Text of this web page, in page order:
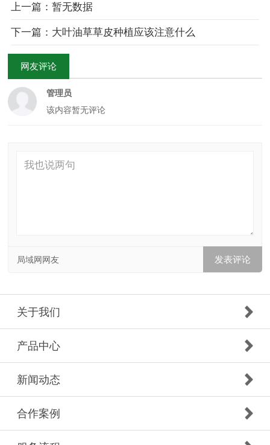
上一篇：暂无数据
下一篇：大叶油草草皮种植应该注意什么
网友评论
管理员
该内容暂无评论
局域网网友
关于我们
产品中心
新闻动态
合作案例